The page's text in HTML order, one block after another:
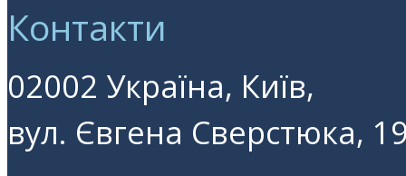
Контакти
02002 Україна, Київ,
вул. Євгена Сверстюка,